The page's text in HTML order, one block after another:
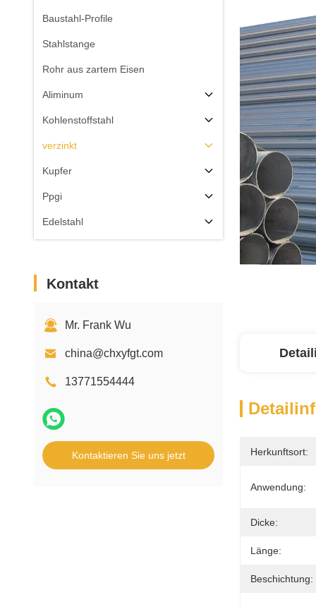
Baustahl-Profile
Stahlstange
Rohr aus zartem Eisen
Aliminum
Kohlenstoffstahl
verzinkt
Kupfer
Ppgi
Edelstahl
Kontakt
Mr. Frank Wu
china@chxyfgt.com
13771554444
Kontaktieren Sie uns jetzt Herkunftsort:
Anwendung:
Dicke:
Länge:
Beschichtung: